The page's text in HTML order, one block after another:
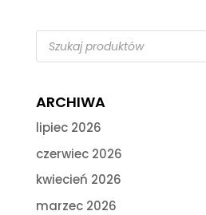
Wyszukiwarka
produktów
ARCHIWA
lipiec 2026
czerwiec 2026
kwiecień 2026
marzec 2026